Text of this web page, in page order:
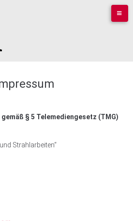
§ 5 Telemediengesetz (TMG)
Strahlarbeiten“